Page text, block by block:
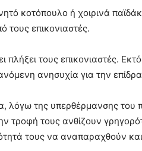
κοτόπουλο ή χοιρινά
επικονιαστές.
πλήξει τους επικονιαστές.
ανησυχία για την
λόγω της υπερθέρμανσης του
τροφή τους ανθίζουν
τους να αναπαραχθούν